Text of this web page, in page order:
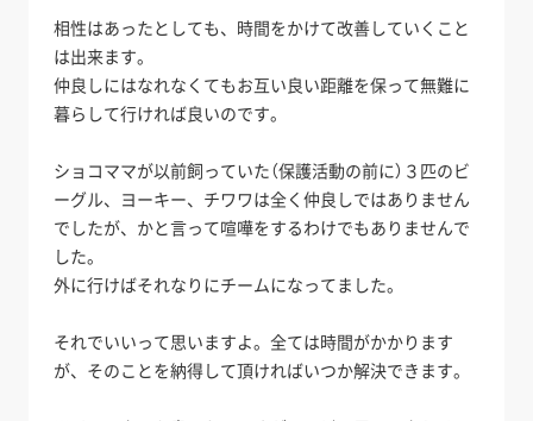
相性はあったとしても、時間をかけて改善していくこと
は出来ます。
仲良しにはなれなくてもお互い良い距離を保って無難に
暮らして行ければ良いのです。
ショコママが以前飼っていた（保護活動の前に）３匹のビ
ーグル、ヨーキー、チワワは全く仲良しではありません
でしたが、かと言って喧嘩をするわけでもありませんで
した。
外に行けばそれなりにチームになってました。
それでいいって思いますよ。全ては時間がかかります
が、そのことを納得して頂ければいつか解決できます。